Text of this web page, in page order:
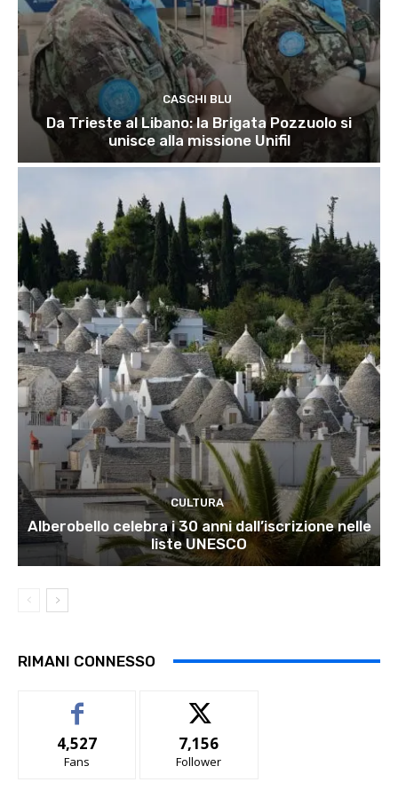
CASCHI BLU
Da Trieste al Libano: la Brigata Pozzuolo si
unisce alla missione Unifil
CULTURA
Alberobello celebra i 30 anni dall’iscrizione nelle
liste UNESCO
RIMANI CONNESSO
4,527
Fans
7,156
Follower